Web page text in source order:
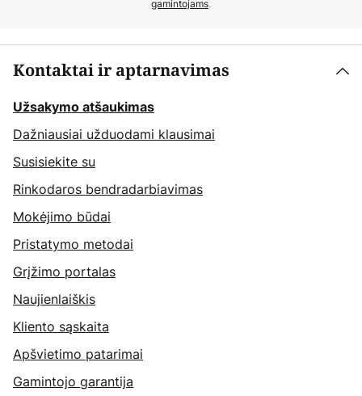
gamintojams.
Kontaktai ir aptarnavimas
Užsakymo atšaukimas
Dažniausiai užduodami klausimai
Susisiekite su
Rinkodaros bendradarbiavimas
Mokėjimo būdai
Pristatymo metodai
Grįžimo portalas
Naujienlaiškis
Kliento sąskaita
Apšvietimo patarimai
Gamintojo garantija